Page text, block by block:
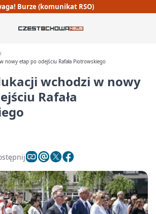
Burze (komunikat RSO)
nowy etap po odejściu Rafała Piotrowskiego
wchodzi w nowy
Rafała